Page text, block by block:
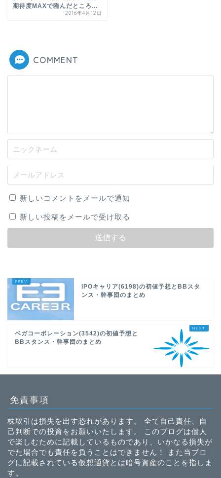
期待度MAXで臨んだところ…
2016年4月12日
COMMENT
新しいコメントをメールで通知
新しい投稿をメールで受け取る
IPOキャリア(6198)の初値予想とBBスタ
ンス・幹事団のまとめ
ベガコーポレーション(3542)の初値予想と
BBスタンス・幹事団のまとめ
免責事項
株取引は損失を出す恐れがあります。 全て自己責任、自
己判断での投資をお願いいたします。 このブログは個人
で楽しむために記載しているものであり、いかなる損失が
でた場合でも責任を負うことはできません！ また当ブロ
グに記載されている仮想通貨とは暗号資産のことを指しま
す。